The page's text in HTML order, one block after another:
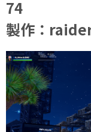
74
製作：